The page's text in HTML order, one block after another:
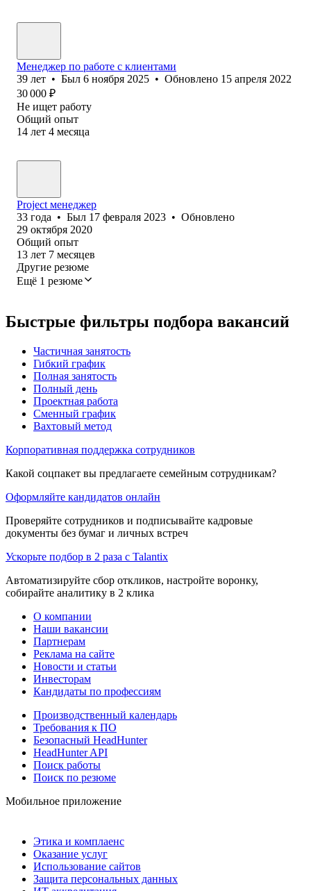
Менеджер по работе с клиентами
39 лет • Был 6 ноября 2025 • Обновлено 15 апреля 2022
30 000 ₽
Не ищет работу
Общий опыт
14 лет 4 месяца
Project менеджер
33 года • Был 17 февраля 2023 • Обновлено
29 октября 2020
Общий опыт
13 лет 7 месяцев
Другие резюме
Ещё 1 резюме
Быстрые фильтры подбора вакансий
Частичная занятость
Гибкий график
Полная занятость
Полный день
Проектная работа
Сменный график
Вахтовый метод
Корпоративная поддержка сотрудников
Какой соцпакет вы предлагаете семейным сотрудникам?
Оформляйте кандидатов онлайн
Проверяйте сотрудников и подписывайте кадровые
документы без бумаг и личных встреч
Ускорьте подбор в 2 раза с Talantix
Автоматизируйте сбор откликов, настройте воронку,
собирайте аналитику в 2 клика
О компании
Наши вакансии
Партнерам
Реклама на сайте
Новости и статьи
Инвесторам
Кандидаты по профессиям
Производственный календарь
Требования к ПО
Безопасный HeadHunter
HeadHunter API
Поиск работы
Поиск по резюме
Мобильное приложение
Этика и комплаенс
Оказание услуг
Использование сайтов
Защита персональных данных